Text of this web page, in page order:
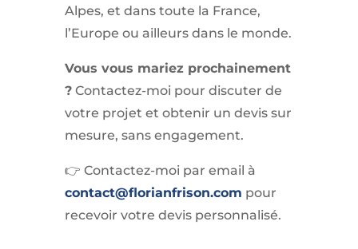
Alpes, et dans toute la France,
l’Europe ou ailleurs dans le monde.
Vous vous mariez prochainement
?Contactez-moi pour discuter de
votre projet et obtenir un devis sur
mesure, sans engagement.
👉 Contactez-moi par email à
contact@florianfrison.com pour
recevoir votre devis personnalisé.